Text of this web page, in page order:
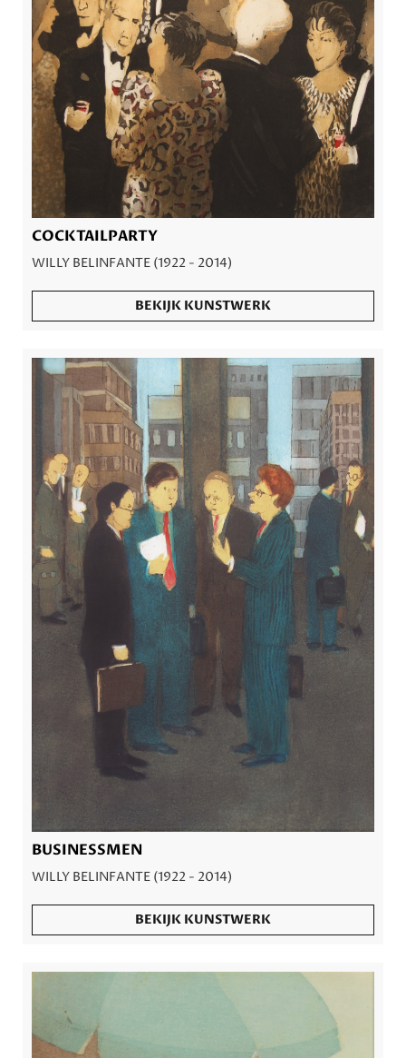
COCKTAILPARTY
WILLY BELINFANTE (1922 - 2014)
BEKIJK KUNSTWERK
BUSINESSMEN
WILLY BELINFANTE (1922 - 2014)
BEKIJK KUNSTWERK